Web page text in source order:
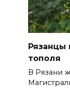
Рязанцы
тополя
В Рязани